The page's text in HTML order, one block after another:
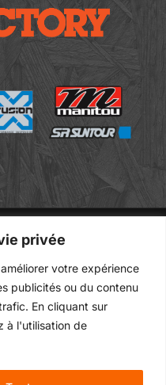
privée
votre expérience
publicités ou du contenu
En cliquant sur
à l'utilisation de